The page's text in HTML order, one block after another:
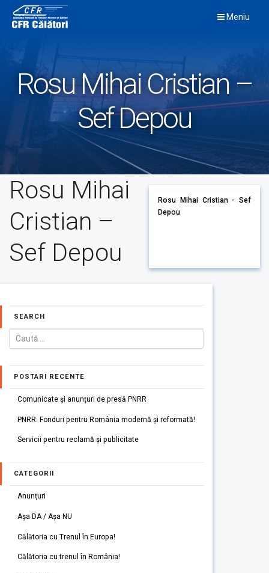
content
Meniu
Rosu Mihai Cristian –
Sef Depou
Rosu Mihai
Cristian –
Sef Depou
Rosu Mihai Cristian - Sef
Depou
SEARCH
POSTARI RECENTE
Comunicate și anunțuri de presă PNRR
PNRR: Fonduri pentru România modernă și reformată!
Servicii pentru reclamă și publicitate
CATEGORII
Anunțuri
Așa DA / Așa NU
Călătoria cu Trenul în Europa!
Călătoria cu trenul în România!